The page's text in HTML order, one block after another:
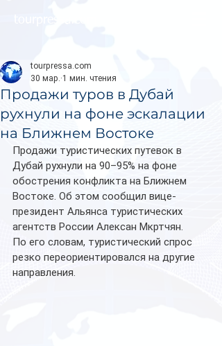
Продажи туров в Дубай
рухнули на фоне эскалации
на Ближнем Востоке
tourpressa.com
30 мар. 1 мин. чтения
Продажи туристических путевок в
Дубай рухнули на 90–95% на фоне
обострения конфликта на Ближнем
Востоке. Об этом сообщил вице-
президент Альянса туристических
агентств России Алексан Мкртчян.
По его словам, туристический спрос
резко переориентировался на другие
направления.